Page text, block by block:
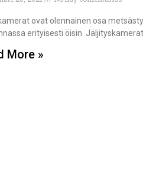
ovat olennainen osa
erityisesti öisin.
More »